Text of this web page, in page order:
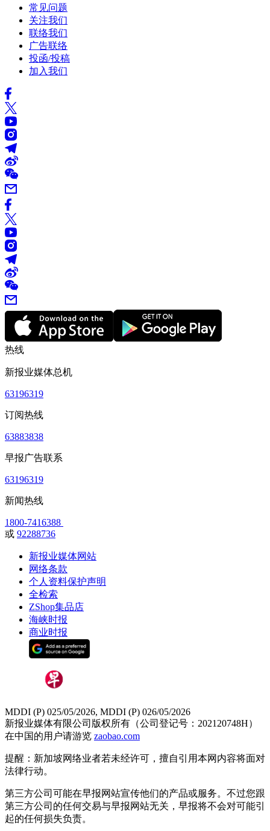
常见问题
关注我们
联络我们
广告联络
投函/投稿
加入我们
热线
新报业媒体总机
63196319
订阅热线
63883838
早报广告联系
63196319
新闻热线
1800-7416388
或 92288736
新报业媒体网站
网络条款
个人资料保护声明
全检索
ZShop集品店
海峡时报
商业时报
MDDI (P) 025/05/2026, MDDI (P) 026/05/2026
新报业媒体有限公司版权所有（公司登记号：202120748H）
在中国的用户请游览 zaobao.com
提醒：新加坡网络业者若未经许可，擅自引用本网内容将面对
法律行动。
第三方公司可能在早报网站宣传他们的产品或服务。不过您跟
第三方公司的任何交易与早报网站无关，早报将不会对可能引
起的任何损失负责。